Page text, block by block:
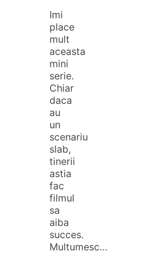
Imi
place
mult
aceasta
mini
serie.
Chiar
daca
au
un
scenariu
slab,
tinerii
astia
fac
filmul
sa
aiba
succes.
Multumesc…